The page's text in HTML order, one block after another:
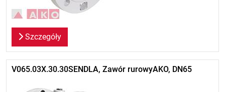
Szczegóły
V065.03X.30.30SENDLA, Zawór rurowyAKO, DN65